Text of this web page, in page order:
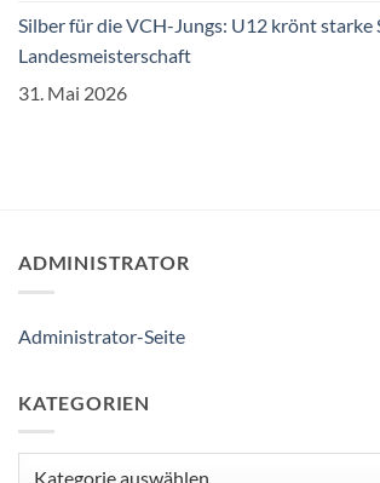
Silber für die VCH-Jungs: U12 krönt starke
Landesmeisterschaft
31. Mai 2026
ADMINISTRATOR
Administrator-Seite
KATEGORIEN